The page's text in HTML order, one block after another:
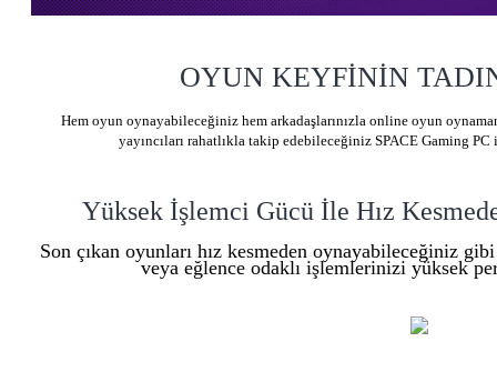
OYUN KEYFİNİN
Hem oyun oynayabileceğiniz hem arkadaşlarınızla online oyun
yayıncıları rahatlıkla takip edebileceğiniz SPACE Gaming
Yüksek İşlemci Gücü İle Hız
Son çıkan oyunları hız kesmeden oynayabileceğiniz
veya eğlence odaklı işlemlerinizi yüksek